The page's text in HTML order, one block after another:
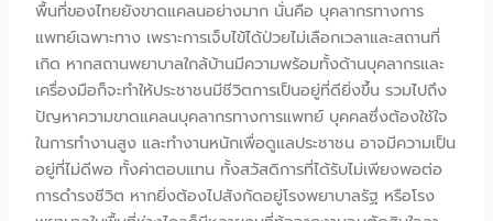
พื้นที่ของไทยยังขาดแคลนอย่างมาก นั่นคือ บุคลากรทางการ
แพทย์เฉพาะทาง เพราะการเจ็บไข้ได้ป่วยไม่เลือกเวลาและสถานที่
เกิด หากสถานพยาบาลใกล้บ้านมีความพร้อมทั้งด้านบุคลากรและ
เครื่องมือก็จะทำให้ประชาชนมีชีวิตการเป็นอยู่ที่ดียิ่งขึ้น รวมไปถึง
ปัญหาความขาดแคลนบุคลากรทางการแพทย์ บุคคลซึ่งต้องใช้ใจ
ในการทำงานสูง และทำงานหนักเพื่อดูแลประชาชน อาจมีความเป็น
อยู่ที่ไม่ดีพอ ทั้งค่าตอบแทน ทั้งสวัสดิการที่ได้รับไม่เพียงพอต่อ
การดำรงชีวิต หากยิ่งต้องไปสังกัดอยู่โรงพยาบาลรัฐ หรือโรง